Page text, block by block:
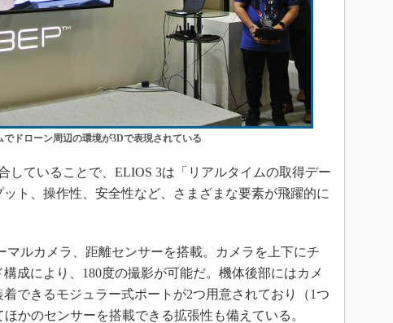
ドローン周辺の環境が3Dで表現されている
ていることで、ELIOS 3は「リアルタイムの取得デー
ト、操作性、安全性など、さまざまな要素が飛躍的に
ルカメラ、距離センサーを搭載。カメラを上下にチ
成により、180度の撮影が可能だ。機体後部にはカメ
できるモジュラー式ポートが2つ用意されており（1つ
かのセンサーを搭載できる拡張性も備えている。